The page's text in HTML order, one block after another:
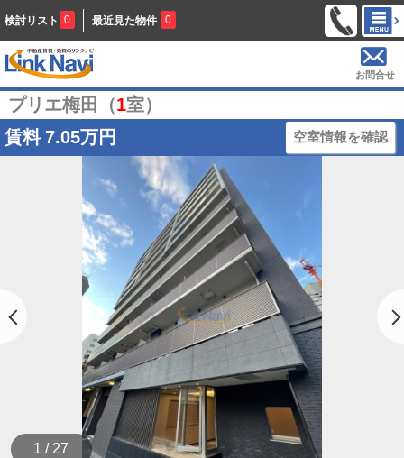
検討リスト 0 最近見た物件 0
お問合せ
プリエ梅田（1室）
賃料 7.05万円 空室情報を確認
1 / 27